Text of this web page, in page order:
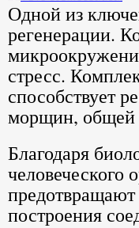
Одной из
регенерации.
стресс.
способствует
морщин, общей
Благодаря
человеческого
построения